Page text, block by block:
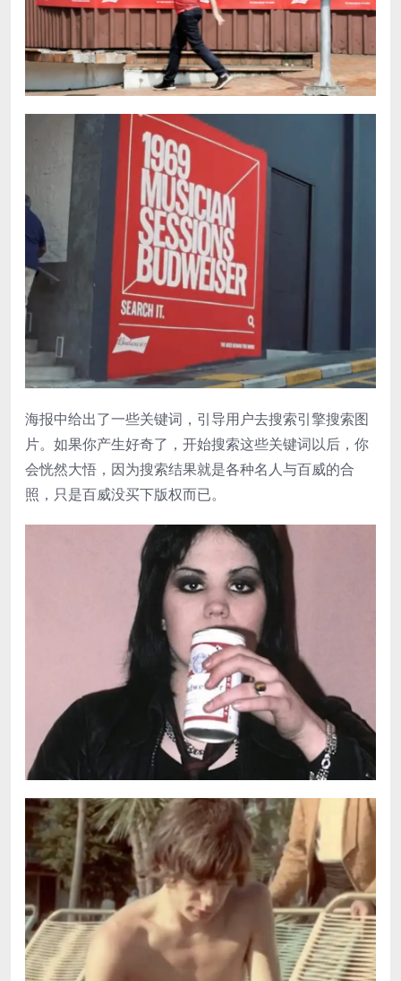
海报中给出了一些关键词，引导用户去搜索引擎搜索图
片。如果你产生好奇了，开始搜索这些关键词以后，你
会恍然大悟，因为搜索结果就是各种名人与百威的合
照，只是百威没买下版权而已。